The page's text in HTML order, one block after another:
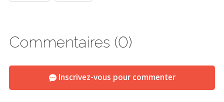
Commentaires (0)
Inscrivez-vous pour commenter